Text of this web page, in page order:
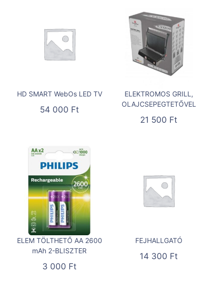
HD SMART WebOs LED TV
54 000 Ft
ELEKTROMOS GRILL,
OLAJCSEPEGTETŐVEL
21 500 Ft
ELEM TÖLTHETŐ AA 2600
mAh 2-BLISZTER
3 000 Ft
FEJHALLGATÓ
14 300 Ft